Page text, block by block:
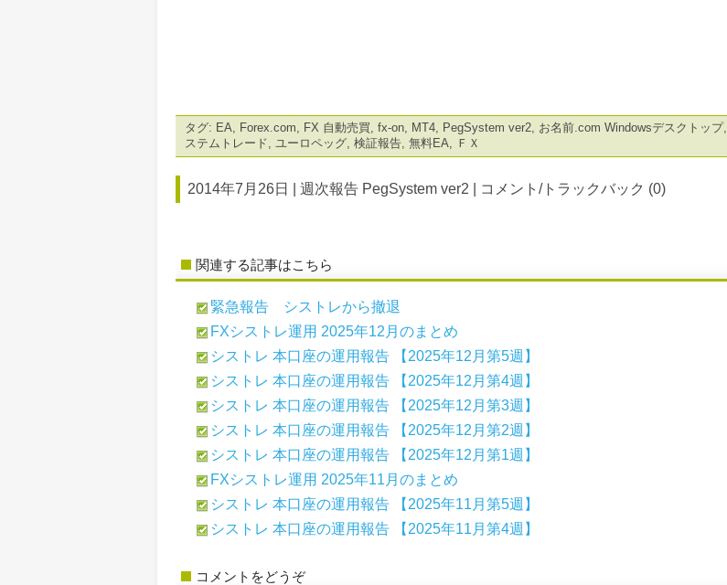
タグ: EA, Forex.com, FX 自動売買, fx-on, MT4, PegSystem ver2, お名前.com Windowsデスクトップ,
ステムトレード, ユーロペッグ, 検証報告, 無料EA, ＦＸ
2014年7月26日 | 週次報告 PegSystem ver2 コメント/トラックバック (0)
関連する記事はこちら
緊急報告 シストレから撤退
FXシストレ運用 2025年12月のまとめ
シストレ 本口座の運用報告 【2025年12月第5週】
シストレ 本口座の運用報告 【2025年12月第4週】
シストレ 本口座の運用報告 【2025年12月第3週】
シストレ 本口座の運用報告 【2025年12月第2週】
シストレ 本口座の運用報告 【2025年12月第1週】
FXシストレ運用 2025年11月のまとめ
シストレ 本口座の運用報告 【2025年11月第5週】
シストレ 本口座の運用報告 【2025年11月第4週】
コメントをどうぞ